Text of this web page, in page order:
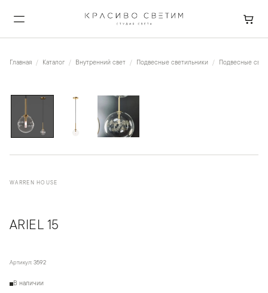
Главная Каталог Внутренний свет Подвесные светильники Подвесные
WARREN HOUSE
ARIEL 15
Артикул: 3592
В наличии